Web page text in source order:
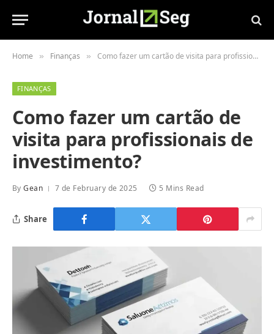
Home » Finanças » Como fazer um cartão de visita para profissionais de investimento?
FINANÇAS
Como fazer um cartão de
visita para profissionais de
investimento?
By Gean 7 de February de 2025 5 Mins Read
Share